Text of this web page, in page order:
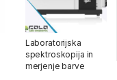
Laboratorijska
spektroskopija in
merjenje barve